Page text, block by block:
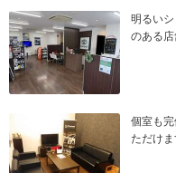
明るい
のある
個室も
ただけま